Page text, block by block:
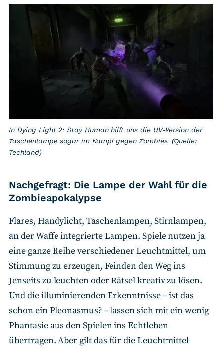
In Dying Light 2: Stay Human hilft uns die UV-Version der
Taschenlampe sogar im Kampf gegen Zombies. (Quelle:
Techland)
Nachgefragt: Die Lampe der Wahl für die
Zombieapokalypse
Flares, Handylicht, Taschenlampen, Stirnlampen,
an der Waffe integrierte Lampen. Spiele nutzen ja
eine ganze Reihe verschiedener Leuchtmittel, um
Stimmung zu erzeugen, Feinden den Weg ins
Jenseits zu leuchten oder Rätsel kreativ zu lösen.
Und die illuminierenden Erkenntnisse – ist das
schon ein Pleonasmus? – lassen sich mit ein wenig
Phantasie aus den Spielen ins Echtleben
übertragen. Aber gilt das für die Leuchtmittel